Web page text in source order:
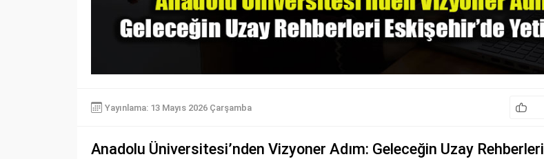
Yayınlama: 13 Mayıs 2026 Çarşamba
Anadolu Üniversitesi’nden Vizyoner Adım: Geleceğin Uzay Rehberleri